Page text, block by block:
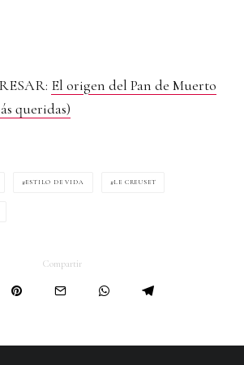
El origen del Pan de Muerto
queridas)
ESTILO DE VIDA LE CREUSET
Compartir